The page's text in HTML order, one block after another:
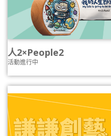
人2×People2
活動進行中